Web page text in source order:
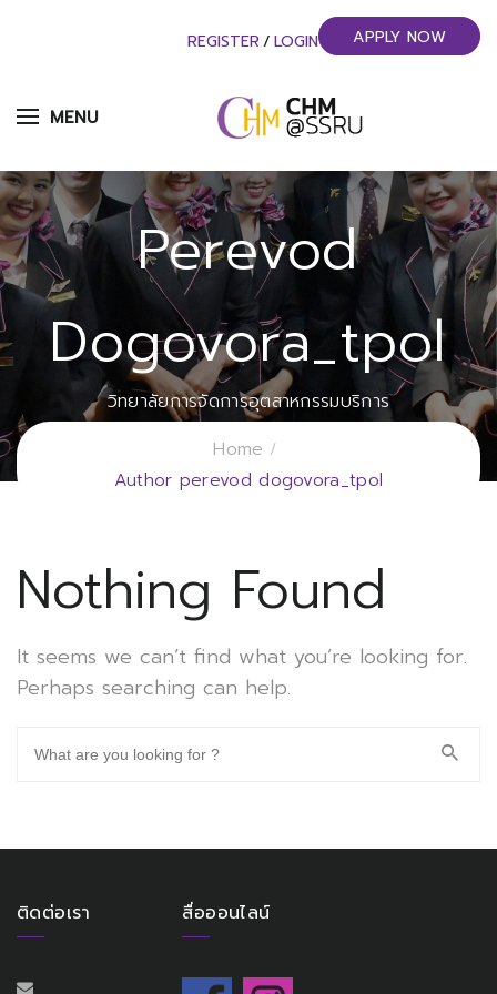
MENU
REGISTER / LOGIN APPLY NOW
Perevod
Dogovora_tpol
วิทยาลัยการจัดการอุตสาหกรรมบริการ
Home
Author perevod dogovora_tpol
Nothing Found
It seems we can’t find what you’re looking for.
Perhaps searching can help.
ติดต่อเรา สื่อออนไลน์